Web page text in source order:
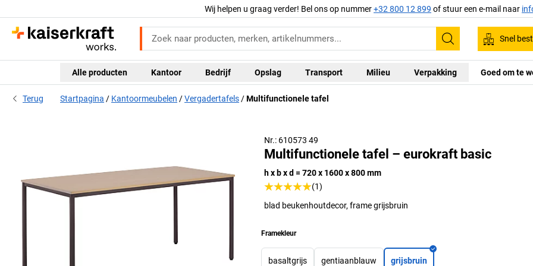
Wij helpen u graag verder! Bel ons op nummer+32 800 12 899 of stuur een e-mail naar
Zoeken
Snel
Alle producten Kantoor Bedrijf Opslag Transport Milieu Verpakking Goed om te
Terug Startpagina Kantoormeubelen Vergadertafels Multifunctionele tafel
Nr.: 610573 49
Multifunctionele tafel – eurokraft basic
h x b x d = 720 x 1600 x 800 mm
(1)
blad beukenhoutdecor, frame grijsbruin
Framekleur
basaltgrijs gentiaanblauw grijsbruin